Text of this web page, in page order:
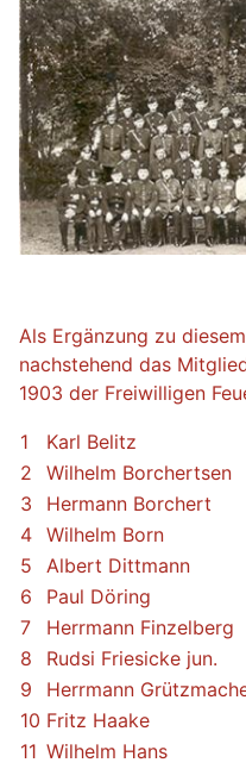
Als Ergänzung zu
nachstehend das
1903 der Freiwilligen
1 Karl Belitz
2
Wilhelm Borchertsen
3
Hermann Borchert
4 Wilhelm Born
5
Albert Dittmann
6
Paul Döring
7
Herrmann Finzelberg
8
Rudsi Friesicke jun.
9
Herrmann
10 Fritz Haake
11 Wilhelm Hans